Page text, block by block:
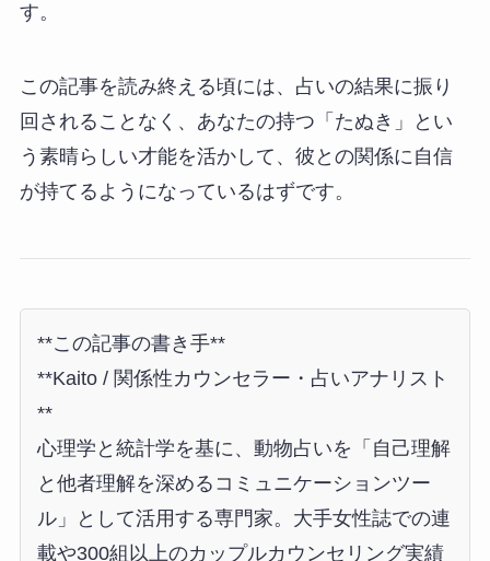
す。
この記事を読み終える頃には、占いの結果に振り
回されることなく、あなたの持つ「たぬき」とい
う素晴らしい才能を活かして、彼との関係に自信
が持てるようになっているはずです。
**この記事の書き手**
**Kaito / 関係性カウンセラー・占いアナリスト
**
心理学と統計学を基に、動物占いを「自己理解
と他者理解を深めるコミュニケーションツー
ル」として活用する専門家。大手女性誌での連
載や300組以上のカップルカウンセリング実績